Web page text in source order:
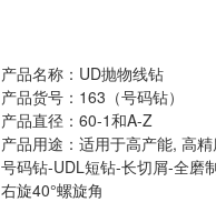
产品名称：UD抛物线钻
产品货号：163（号码钻）
产品直径：60-1和A-Z
产品用途：适用于高产能, 高
号码钻-UDL短钻-长切屑-全磨
右旋40°螺旋角